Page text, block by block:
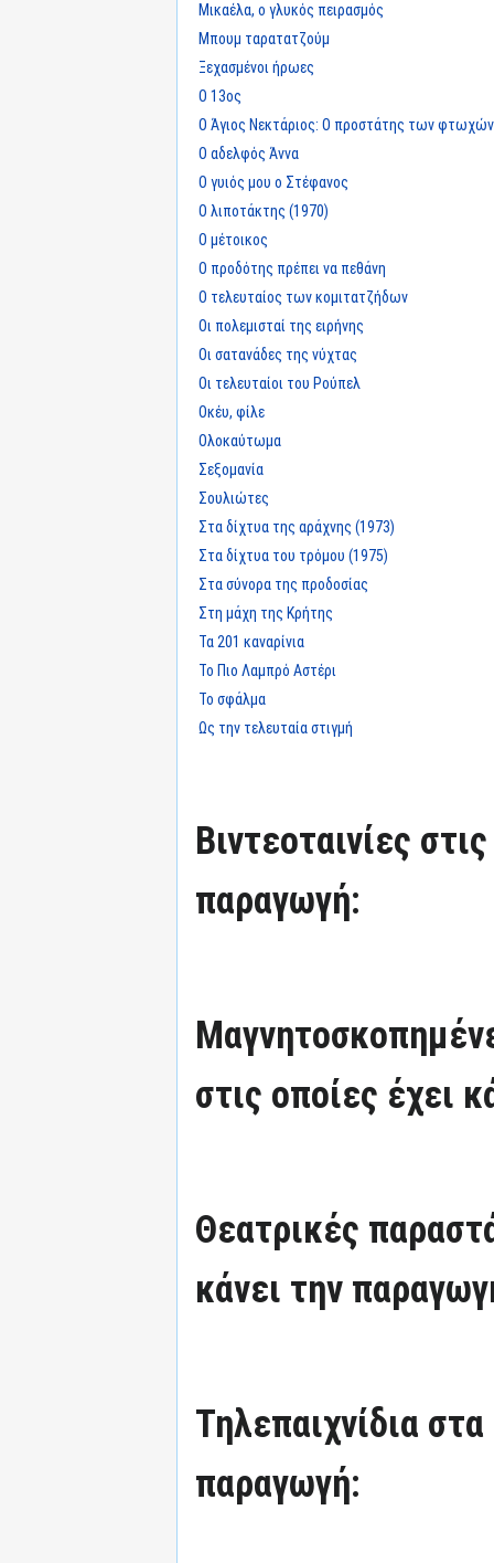
Μικαέλα, ο γλυκός πειρασμός
Μπουμ ταρατατζούμ
Ξεχασμένοι ήρωες
Ο 13ος
Ο Άγιος Νεκτάριος: Ο προστάτης των φτωχών
Ο αδελφός Άννα
Ο γυιός μου ο Στέφανος
Ο λιποτάκτης (1970)
Ο μέτοικος
Ο προδότης πρέπει να πεθάνη
Ο τελευταίος των κομιτατζήδων
Οι πολεμισταί της ειρήνης
Οι σατανάδες της νύχτας
Οι τελευταίοι του Ρούπελ
Οκέυ, φίλε
Ολοκαύτωμα
Σεξομανία
Σουλιώτες
Στα δίχτυα της αράχνης (1973)
Στα δίχτυα του τρόμου (1975)
Στα σύνορα της προδοσίας
Στη μάχη της Κρήτης
Τα 201 καναρίνια
Το Πιο Λαμπρό Αστέρι
Το σφάλμα
Ως την τελευταία στιγμή
Βιντεοταινίες
παραγωγή:
στις οποίες έχει
Θεατρικές
κάνει την
Τηλεπαιχνίδια
παραγωγή: